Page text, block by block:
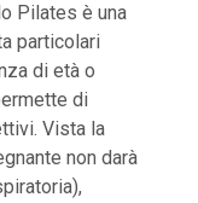
Pilates è una
particolari
di età o
di
Vista la
non darà